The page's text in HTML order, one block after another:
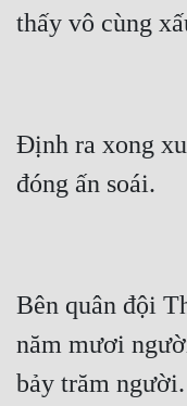
Định ra xong
Bên quân đội
năm mươi
bảy trăm